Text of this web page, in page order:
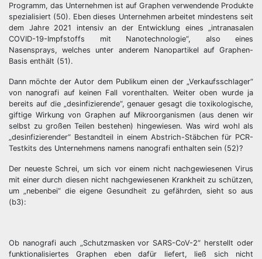
Programm, das Unternehmen ist auf Graphen verwendende Produkte
spezialisiert (50). Eben dieses Unternehmen arbeitet mindestens seit
dem Jahre 2021 intensiv an der Entwicklung eines „intranasalen
COVID-19-Impfstoffs mit Nanotechnologie“, also eines
Nasensprays, welches unter anderem Nanopartikel auf Graphen-
Basis enthält (51).
Dann möchte der Autor dem Publikum einen der „Verkaufsschlager“
von nanografi auf keinen Fall vorenthalten. Weiter oben wurde ja
bereits auf die „desinfizierende“, genauer gesagt die toxikologische,
giftige Wirkung von Graphen auf Mikroorganismen (aus denen wir
selbst zu großen Teilen bestehen) hingewiesen. Was wird wohl als
„desinfizierender“ Bestandteil in einem Abstrich-Stäbchen für PCR-
Testkits des Unternehmens namens nanografi enthalten sein (52)?
Der neueste Schrei, um sich vor einem nicht nachgewiesenen Virus
mit einer durch diesen nicht nachgewiesenen Krankheit zu schützen,
um „nebenbei“ die eigene Gesundheit zu gefährden, sieht so aus
(b3):
Ob nanografi auch „Schutzmasken vor SARS-CoV-2“ herstellt oder
funktionalisiertes Graphen eben dafür liefert, ließ sich nicht